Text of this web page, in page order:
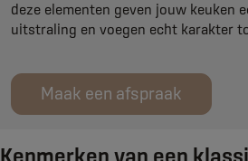
deze elementen geven jouw keuken
uitstraling en voegen echt karakter
Maak een afspraak
Kenmerken van een